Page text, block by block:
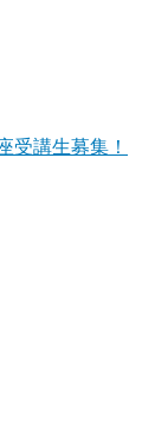
受講生募集！